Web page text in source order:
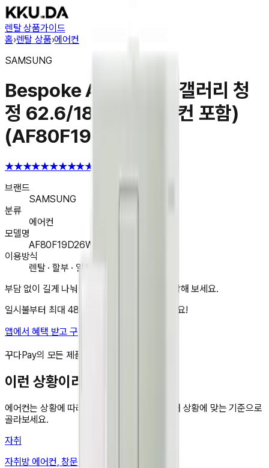
렌탈 상품가이드
홈›렌탈 상품›에어컨
SAMSUNG
Bespoke AI 무풍콤보 갤러리 청
정 62.6/18.7㎡ (리모컨 포함)
(AF80F19D26WRT)
★★★★★★★★★★
브랜드
SAMSUNG
분류
에어컨
모델명
AF80F19D26WRT
이용방식
렌탈 · 할부 · 일시불 구매
부담 없이 길게 나눠서. 지금 앱에서 렌탈을 시작해 보세요.
일시불부터 최대 48개월 무이자 할부도 가능해요!
앱에서 혜택 받고 구매하기
꾸다Pay의 모든 제품은 국내 정품입니다.
이런 상황이라면
에어컨는 상황에 따라 봐야 할 기준이 달라요. 내 상황에 맞는 기준으로
골라보세요.
자취
자취방 에어컨, 창문형·벽걸이로 설치비 줄이기